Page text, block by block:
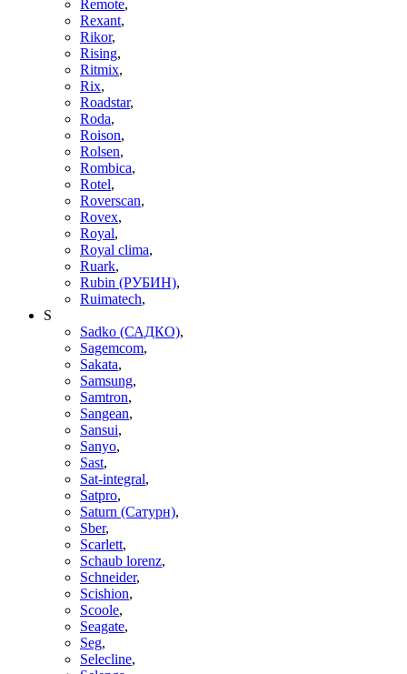
Remote,
Rexant,
Rikor,
Rising,
Ritmix,
Rix,
Roadstar,
Roda,
Roison,
Rolsen,
Rombica,
Rotel,
Roverscan,
Rovex,
Royal,
Royal clima,
Ruark,
Rubin (РУБИН),
Ruimatech,
S
Sadko (САДКО),
Sagemcom,
Sakata,
Samsung,
Samtron,
Sangean,
Sansui,
Sanyo,
Sast,
Sat-integral,
Satpro,
Saturn (Сатурн),
Sber,
Scarlett,
Schaub lorenz,
Schneider,
Scishion,
Scoole,
Seagate,
Seg,
Selecline,